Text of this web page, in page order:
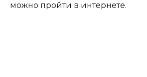
можно пройти в интернете.